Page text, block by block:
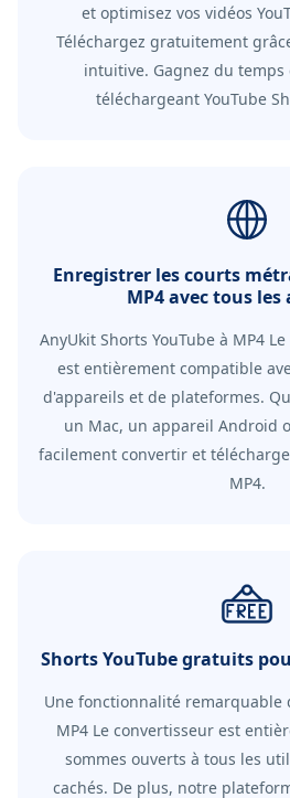
et optimisez vos vidéos
Téléchargez gratuitement
intuitive. Gagnez du
téléchargeant YouTube
Enregistrer les courts
MP4 avec tous
AnyUkit Shorts YouTube à MP4
est entièrement compatible
d'appareils et de plateformes.
un Mac, un appareil Android
facilement convertir et
MP4.
Shorts YouTube gratuits
Une fonctionnalité remarquable
MP4 Le convertisseur est
sommes ouverts à tous les
cachés. De plus, notre